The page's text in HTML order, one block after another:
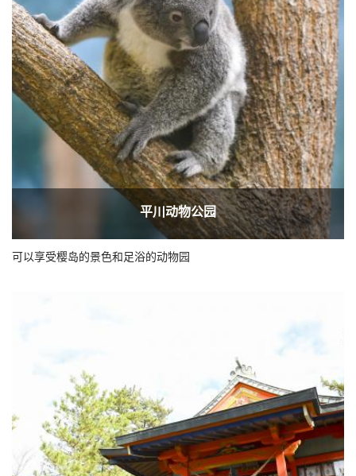
平川动物公园
可以享受樱岛的景色和足浴的动物园